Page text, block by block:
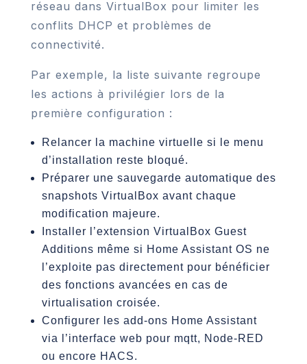
réseau dans VirtualBox pour limiter les
conflits DHCP et problèmes de
connectivité.
Par exemple, la liste suivante regroupe
les actions à privilégier lors de la
première configuration :
Relancer la machine virtuelle si le menu
d’installation reste bloqué.
Préparer une sauvegarde automatique des
snapshots VirtualBox avant chaque
modification majeure.
Installer l’extension VirtualBox Guest
Additions même si Home Assistant OS ne
l’exploite pas directement pour bénéficier
des fonctions avancées en cas de
virtualisation croisée.
Configurer les add-ons Home Assistant
via l’interface web pour mqtt, Node-RED
ou encore HACS.